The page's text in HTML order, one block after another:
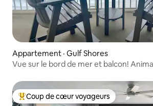
Appartement · Gulf Shores
Vue sur le bord de mer et balcon!
Coup de cœur voyageurs parmi les plus
Coup de cœur voyageurs